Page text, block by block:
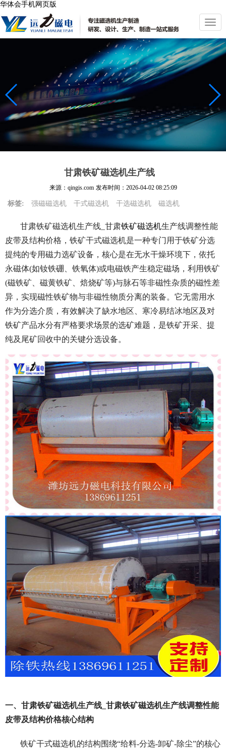
华体会手机网页版
切
换
导
航
甘肃铁矿磁选机生产线
来源：qingis.com 发布时间： 2026-04-02 08:25:09
标签: 强磁磁选机 干式磁选机 干选磁选机 磁选机
甘肃铁矿磁选机生产线_甘肃铁矿磁选机生产线调整性能
皮带及结构价格， 铁矿干式磁选机是一种专门用于铁矿分选
提纯的专用磁力选矿设备，核心是在无水干燥环境下，依托
永磁体(如钕铁硼、铁氧体)或电磁铁产生稳定磁场，利用铁矿
(磁铁矿、磁黄铁矿、焙烧矿等)与脉石等非磁性杂质的磁性差
异，实现磁性铁矿物与非磁性物质分离的装备。它无需用水
作为分选介质，有效解决了缺水地区、寒冷易结冰地区及对
铁矿产品水分有严格要求场景的选矿难题，是铁矿开采、提
纯及尾矿回收中的关键分选设备。
一、甘肃铁矿磁选机生产线_甘肃铁矿磁选机生产线调整性能
皮带及结构价格核心结构
铁矿干式磁选机的结构围绕“给料-分选-卸矿-除尘”的核心